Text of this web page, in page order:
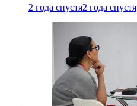
2 года спустя2 года спустя